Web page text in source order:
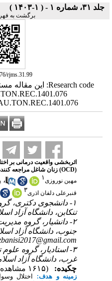
جلد ۳۱، شماره ۱ - ( ۱-۱۴۰۳ )
برگشت به
rjms.31.99
Research code: این مقاله مستخرح از رساله دکتری میباشد
اثربخشی واقعیت درمانی بر
(OCD) زنان شاغل مراجعه کننده به مرکز مشاوره وفور
مهین نوروزی۱ ،
قنبرعلی دلفان اذری۳
۱- دانشجوی دکتری،
تنکابن، دانشگاه آزاد
۲- دانشیار، گروه
جنوب، دانشگاه آزاد
۳- استادیار، گروه علوم
غرب، دانشگاه آزاد
چکیده:
(۱۶۱۵ مشاهده)
زمینه و هدف: اختلال